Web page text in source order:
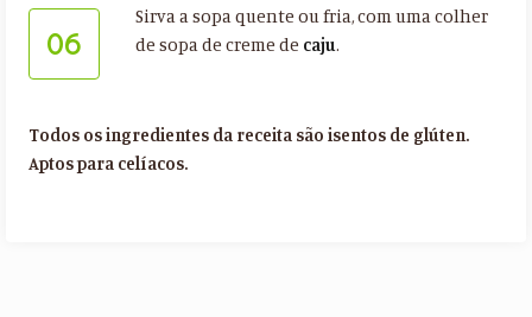
06
Sirva a sopa quente ou fria, com uma colher
de sopa de creme de caju.
Todos os ingredientes da receita são isentos de glúten.
Aptos para celíacos.